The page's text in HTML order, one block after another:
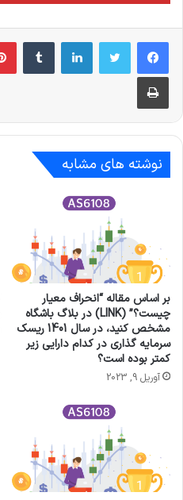
لینکدین ‫تامبلر
چاپ
نوشته های مشابه
بر اساس مقاله “انحراف معیار
چیست؟” (LINK) در بلاگ باشگاه
مشخص کنید، در سال 1401 ریسک
سرمایه گذاری در کدام دارایی زیر
کمتر بوده است؟
آوریل 9, 2023